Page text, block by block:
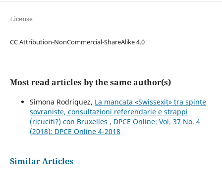
License
CC Attribution-NonCommercial-ShareAlike 4.0
Most read articles by the same author(s)
Simona Rodriquez, La mancata «Swissexit» tra spinte
sovraniste, consultazioni referendarie e strappi
(ricuciti?) con Bruxelles , DPCE Online: Vol. 37 No. 4
(2018): DPCE Online 4-2018
Similar Articles